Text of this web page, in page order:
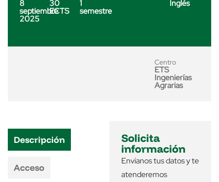
8
septiembre
2025
30
ECTS
1
semestre
Inglés
Centro
ETS
Ingenierías
Agrarias
Descripción
Acceso
Solicita
información
Envíanos tus datos y te
atenderemos